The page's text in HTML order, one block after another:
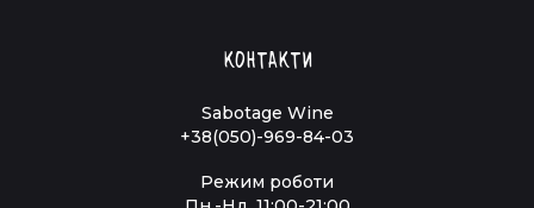
Контакти
Sabotage Wine
+38(050)-969-84-03
Режим роботи